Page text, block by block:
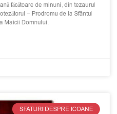
făcătoare de minuni, din tezaurul
– Prodromu de la Sfântul
Maicii Domnului.
SFATURI DESPRE ICOANE